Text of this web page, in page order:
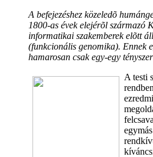
A befejezéshez közeledõ
1800-as évek elejérõl származó
informatikai szakemberek elõtt
(funkcionális genomika). Ennek
hamarosan csak egy-egy
A testi